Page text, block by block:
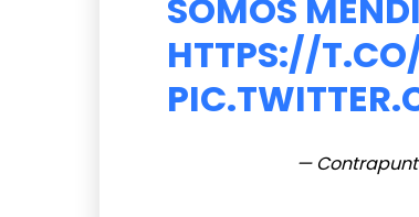
SOMOS
HTTPS://
—